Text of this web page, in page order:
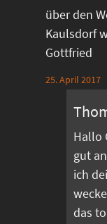
über den
Kaulsdorf
Gottfried
25. April 2017
Hallo
gut
ich
das